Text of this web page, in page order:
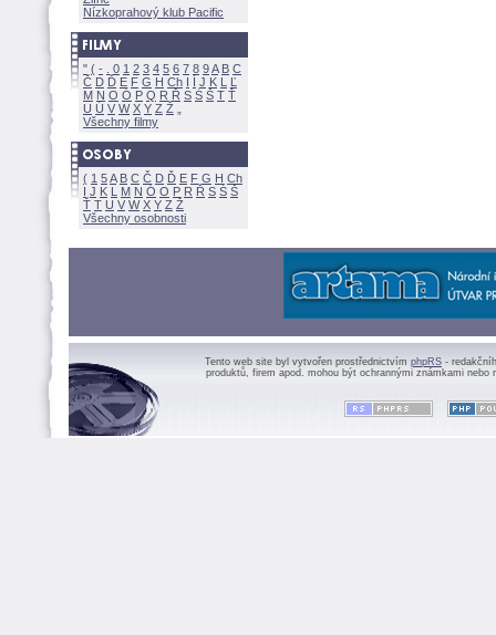
Nízkoprahový klub Pacific
" ( - 0 1 2 3 4 5 6 7 8 9A B C
Č D Ď E F G H Ch I Í J K L
Ľ
M N O Ó P Q R Ř S Ś T Ť
U Ú V W X Y Z
Všechny filmy
( 1 5A B C Č D Ď E F G H Ch
I J K L M N Ó O P R Ř S Ś
Ť T U V W X Y Z
Všechny osobnosti
Tento web site byl vytvořen prostřednictvím phpRS -
produktů, firem apod. mohou být ochrannými známkami